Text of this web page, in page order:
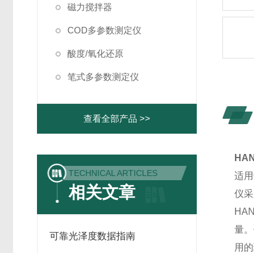
磁力搅拌器
COD多参数测定仪
酸度/氧化还原
笔式多参数测定仪
查看全部产品 >>
TECHNICAL ARTICLES
相关文章
可靠光泽度数据指南
适
仪
量
用